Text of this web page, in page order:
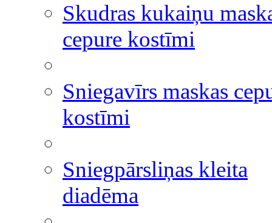
Skudras kukaiņu
cepure kostīmi
Sniegavīrs maskas
kostīmi
Sniegpārsliņas kleita
diadēma